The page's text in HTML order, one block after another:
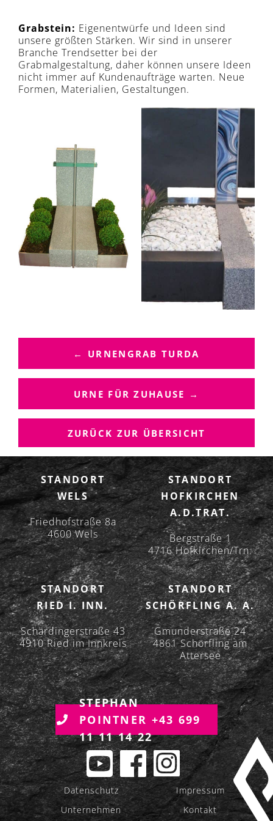
Grabstein: Eigenentwürfe und Ideen sind
unsere größten Stärken. Wir sind in unserer
Branche Trendsetter bei der
Grabmalgestaltung, daher können unsere Ideen
nicht immer auf Kundenaufträge warten. Neue
Formen, Materialien, Gestaltungen.
B
I
T
A
S
N
A
V
I
G
A
T
I
O
N
← URNENGRAB TURDA
URNE FÜR ZUHAUSE →
ZURÜCK ZUR ÜBERSICHT
STANDORT
WELS
Friedhofstraße 8a
4600 Wels
STANDORT
HOFKIRCHEN
A.D.TRAT.
Bergstraße 1
4716 Hofkirchen/Trn.
STANDORT
RIED I. INN.
Schärdingerstraße 43
4910 Ried im Innkreis
STANDORT
SCHÖRFLING A. A.
Gmunderstraße 24
4861 Schörfling am
Attersee
STEPHAN
POINTNER +43 699
11 11 14 22
Datenschutz
Impressum
Unternehmen
Kontakt